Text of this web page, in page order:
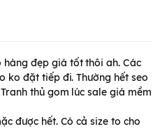
hàng đẹp giá tốt thôi ah. Các
ko đặt tiếp đi. Thường hết seo
thủ gom lúc sale giá mềm
được hết. Có cả size to cho